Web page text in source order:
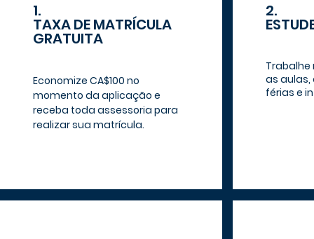
1.
TAXA DE MATRÍCULA
GRATUITA
Economize CA$100 no
momento da aplicação e
receba toda assessoria para
realizar sua matrícula.
2.
as aulas,
férias e